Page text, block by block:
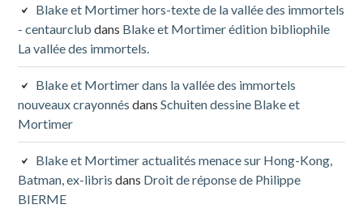
Blake et Mortimer hors-texte de la vallée des immortels
- centaurclub dans Blake et Mortimer édition bibliophile
La vallée des immortels.
Blake et Mortimer dans la vallée des immortels
nouveaux crayonnés dansSchuiten dessine Blake et
Mortimer
Blake et Mortimer actualités menace sur Hong-Kong,
Batman, ex-libris dans Droit de réponse de Philippe
BIERME